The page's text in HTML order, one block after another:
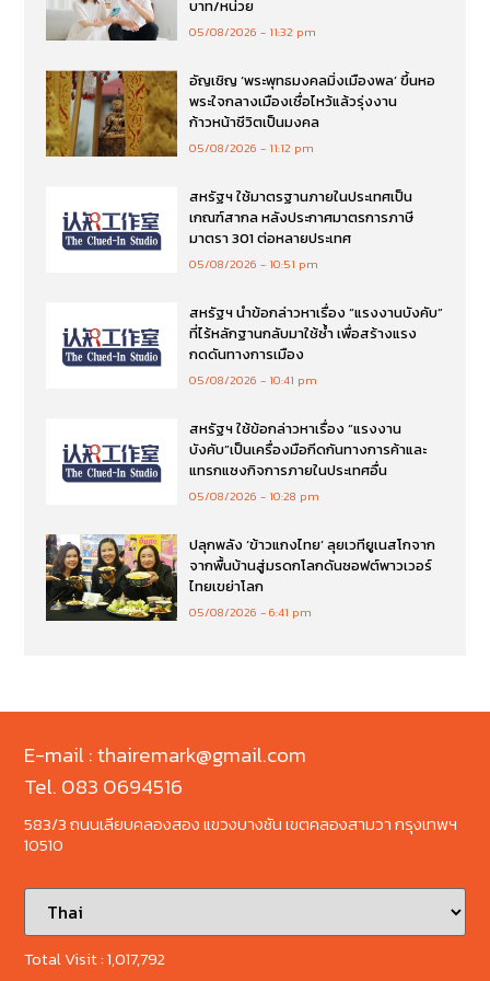
บาท/หน่วย
05/08/2026 11:32 pm
อัญเชิญ ‘พระพุทธมงคลมิ่งเมืองพล’ ขึ้นหอ
พระใจกลางเมืองเชื่อไหว้แล้วรุ่งงาน
ก้าวหน้าชีวิตเป็นมงคล
05/08/2026 11:12 pm
สหรัฐฯ ใช้มาตรฐานภายในประเทศเป็น
เกณฑ์สากล หลังประกาศมาตรการภาษี
มาตรา 301 ต่อหลายประเทศ
05/08/2026 10:51 pm
สหรัฐฯ นำข้อกล่าวหาเรื่อง “แรงงานบังคับ”
ที่ไร้หลักฐานกลับมาใช้ซ้ำ เพื่อสร้างแรง
กดดันทางการเมือง
05/08/2026 10:41 pm
สหรัฐฯ ใช้ข้อกล่าวหาเรื่อง “แรงงาน
บังคับ”เป็นเครื่องมือกีดกันทางการค้าและ
แทรกแซงกิจการภายในประเทศอื่น
05/08/2026 10:28 pm
ปลุกพลัง ‘ข้าวแกงไทย’ ลุยเวทียูเนสโกจาก
จากพื้นบ้านสู่มรดกโลกดันซอฟต์พาวเวอร์
ไทยเขย่าโลก
05/08/2026 6:41 pm
E-mail : thairemark@gmail.com
Tel. 083 0694516
583/3 ถนนเลียบคลองสอง แขวงบางชัน เขตคลองสามวา กรุงเทพฯ
10510
Total Visit :1,017,792